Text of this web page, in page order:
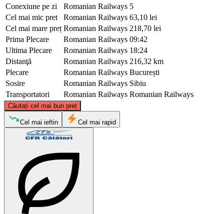
Conexiune pe zi
Romanian Railways 5
Cel mai mic pret
Romanian Railways 63,10 lei
Cel mai mare preț Romanian Railways 218,70 lei
Prima Plecare
Romanian Railways 09:42
Ultima Plecare
Romanian Railways 18:24
Distanţă
Romanian Railways 216,32 km
Plecare
Romanian Railways București
Sosire
Romanian Railways Sibiu
Transportatori
Romanian Railways Romanian Railways
Căutați cel mai bun preț
©CARTO, ©OpenStreetMapcontributors
Cel mai ieftin Cel mai rapid